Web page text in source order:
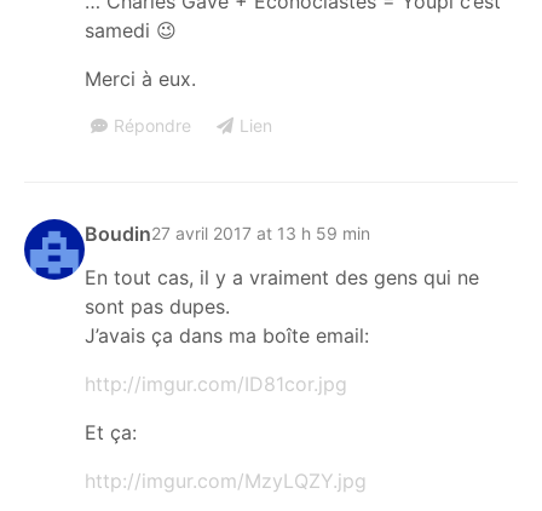
samedi 😉
Merci à eux.
Répondre Lien
Boudin27 avril 2017 at 13 h 59 min
En tout cas, il y a vraiment des gens qui ne
sont pas dupes.
J’avais ça dans ma boîte email:
http://imgur.com/ID81cor.jpg
Et ça:
http://imgur.com/MzyLQZY.jpg